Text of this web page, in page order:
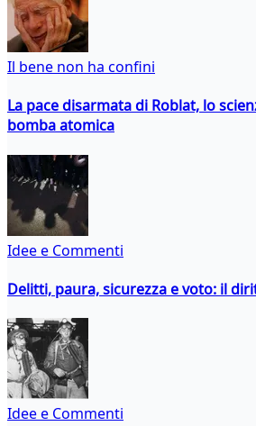
Il bene non ha confini
La pace disarmata di Roblat, lo
bomba atomica
Idee e Commenti
Delitti, paura, sicurezza e voto: il
Idee e Commenti